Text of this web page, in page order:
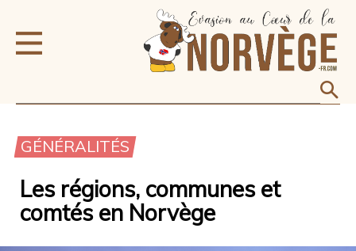
GÉNÉRALITÉS
Les régions, communes et
comtés en Norvège